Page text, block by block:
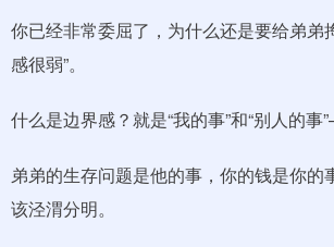
你已经非常委屈了，为什么还是要给弟弟
感很弱”。
什么是边界感？就是“我的事”和“别人的
弟弟的生存问题是他的事，你的钱是你的
该泾渭分明。